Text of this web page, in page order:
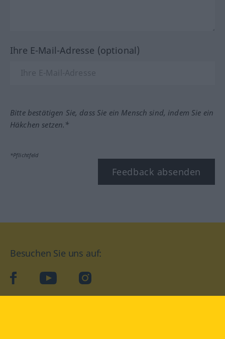
Ihre E-Mail-Adresse (optional)
Bitte bestätigen Sie, dass Sie ein Mensch sind, indem Sie ein
Häkchen setzen.*
*Pflichtfeld
Feedback absenden
Besuchen Sie uns auf:
facebookYouTube Instagram